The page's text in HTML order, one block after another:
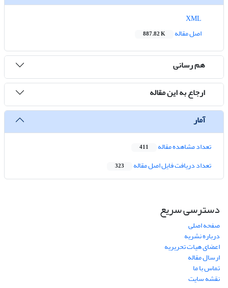
اصل مقاله
887.82 K
هم رسانی
ارجاع به این مقاله
آمار
تعداد مشاهده مقاله 411
تعداد دریافت فایل اصل مقاله 323
دسترسی سریع
صفحه اصلی
درباره نشریه
اعضای هیات تحریریه
ارسال مقاله
تماس با ما
نقشه سایت